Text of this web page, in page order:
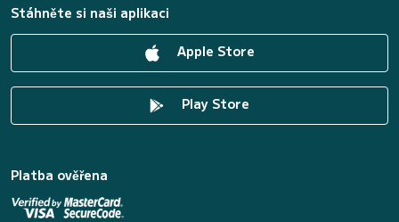
Stáhněte si naši aplikaci
Apple Store
Play Store
Platba ověřena